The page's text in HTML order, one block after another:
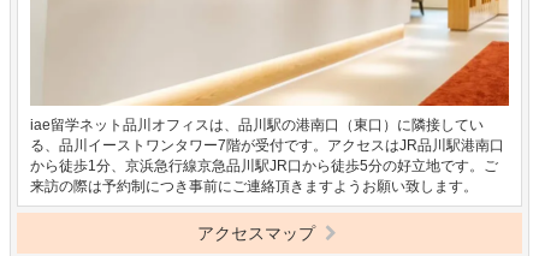
iae留学ネット品川オフィスは、品川駅の港南口（東口）に隣接してい
る、品川イーストワンタワー7階が受付です。アクセスはJR品川駅港南口
から徒歩1分、京浜急行線京急品川駅JR口から徒歩5分の好立地です。ご
来訪の際は予約制につき事前にご連絡頂きますようお願い致します。
アクセスマップ